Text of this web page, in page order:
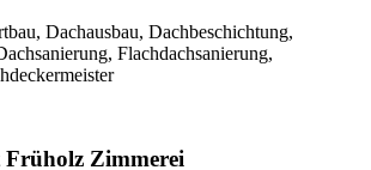
Dachausbau, Dachbeschichtung,
Flachdachsanierung,
Zimmerei